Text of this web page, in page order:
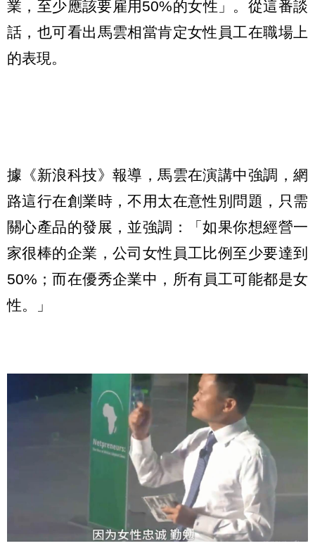
業，至少應該要雇用50%的女性」。從這番談
話，也可看出馬雲相當肯定女性員工在職場上
的表現。
據《新浪科技》報導，馬雲在演講中強調，網
路這行在創業時，不用太在意性別問題，只需
關心產品的發展，並強調：「如果你想經營一
家很棒的企業，公司女性員工比例至少要達到
50%；而在優秀企業中，所有員工可能都是女
性。」